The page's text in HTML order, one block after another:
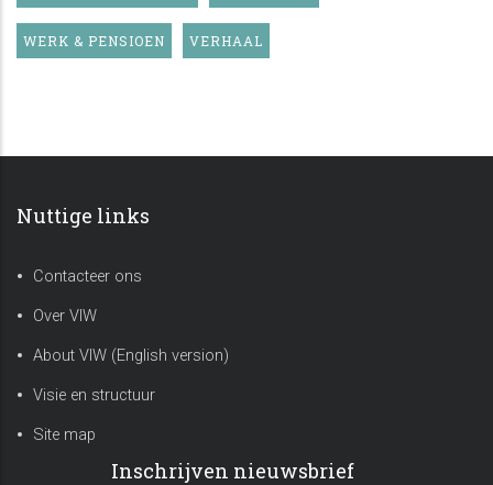
WERK & PENSIOEN VERHAAL
Nuttige links
Contacteer ons
Over VIW
About VIW (English version)
Visie en structuur
Site map
Inschrijven nieuwsbrief